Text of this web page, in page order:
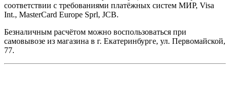
соответствии с требованиями платёжных систем МИР, Visa
Int., MasterCard Europe Sprl, JCB.
Безналичным расчётом можно воспользоваться при
самовывозе из магазина в г. Екатеринбурге, ул. Первомайской,
77.